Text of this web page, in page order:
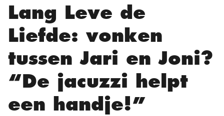
Lang Leve de
Liefde: vonken
tussen Jari en Joni?
“De jacuzzi helpt
een handje!”